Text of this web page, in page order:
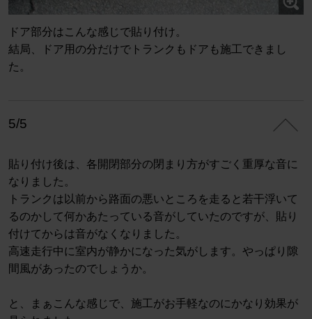
ドア部分はこんな感じで貼り付け。
結局、ドア用の分だけでトランクもドアも施工できまし
た。
5/5
貼り付け後は、各開閉部分の閉まり方がすごく重厚な音に
なりました。
トランクは以前から路面の悪いところを走ると若干浮いて
るのかして何かあたっている音がしていたのですが、貼り
付けてからは音がなくなりました。
高速走行中に室内が静かになった気がします。やっぱり隙
間風があったのでしょうか。
と、まぁこんな感じで、施工がお手軽なのにかなり効果が